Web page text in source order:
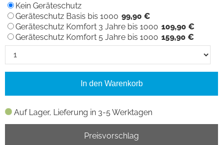
Auf Lager, Lieferung in 3-5 Werktagen
Kein Geräteschutz
Geräteschutz Basis bis 1000 99,90 €
Geräteschutz Komfort 3 Jahre bis 1000 109,90 €
Geräteschutz Komfort 5 Jahre bis 1000 159,90 €
In den Warenkorb
Preisvorschlag